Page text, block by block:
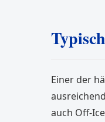
Einer der
auch Off-